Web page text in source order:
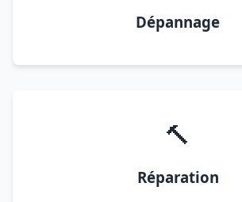
Dépannage
🔨
Réparation